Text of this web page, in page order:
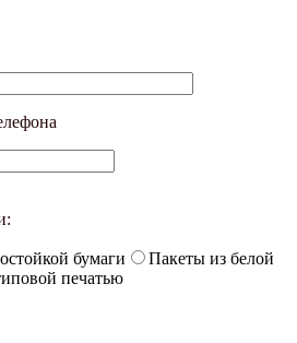
бумаги
Пакеты из белой
печатью